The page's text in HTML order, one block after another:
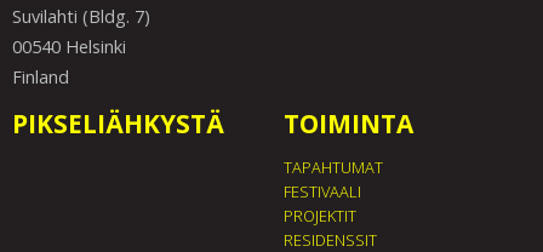
Suvilahti (Bldg. 7)
00540 Helsinki
Finland
PIKSELIÄHKYSTÄ TOIMINTA
TAPAHTUMAT
FESTIVAALI
PROJEKTIT
RESIDENSSIT